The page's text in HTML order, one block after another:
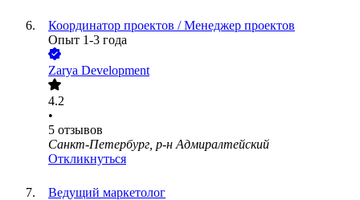
Координатор проектов / Менеджер проектов
Опыт 1-3 года
Zarya Development
4.2
•
5 отзывов
Санкт-Петербург, р-н Адмиралтейский
Откликнуться
Ведущий маркетолог